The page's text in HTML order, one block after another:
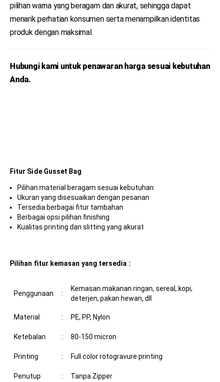
pilihan warna yang beragam dan akurat, sehingga dapat
menarik perhatian konsumen serta menampilkan identitas
produk dengan maksimal.
Hubungi kami untuk penawaran harga sesuai kebutuhan
Anda.
Fitur Side Gusset Bag
Pilihan material beragam sesuai kebutuhan
Ukuran yang disesuaikan dengan pesanan
Tersedia berbagai fitur tambahan
Berbagai opsi pilihan finishing
Kualitas printing dan slitting yang akurat
Pilihan fitur kemasan yang tersedia :
Penggunaan :
Kemasan makanan ringan, sereal, kopi,
deterjen, pakan hewan, dll
Material : PE, PP, Nylon
Ketebalan : 80-150 micron
Printing : Full color rotogravure printing
Penutup : Tanpa Zipper